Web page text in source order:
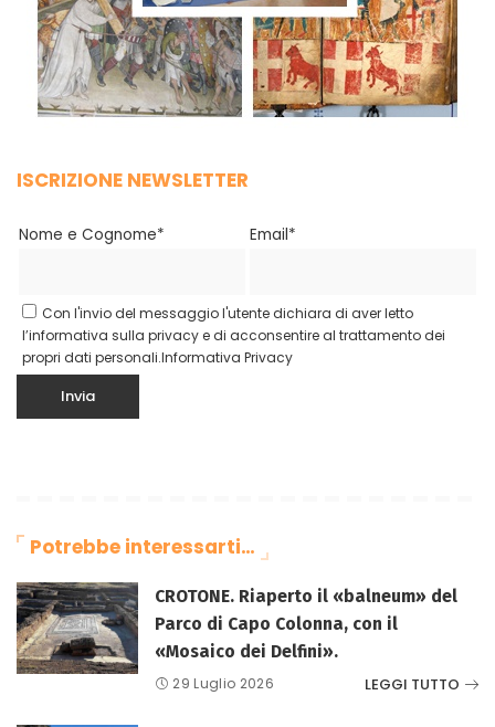
ISCRIZIONE NEWSLETTER
Nome e Cognome* Email*
Con l'invio del messaggio l'utente dichiara di aver letto
l’informativa sulla privacy e di acconsentire al trattamento dei
propri dati personali.Informativa Privacy
Potrebbe interessarti…
CROTONE. Riaperto il «balneum» del
Parco di Capo Colonna, con il
«Mosaico dei Delfini».
29 Luglio 2026 LEGGI TUTTO